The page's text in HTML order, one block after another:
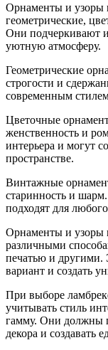
Орнаменты и узоры
геометрические,
Они подчеркивают
уютную атмосферу.
Геометрические
строгости и
современным
Цветочные
женственность и
интерьера и могут
пространстве.
Винтажные
старинность и
подходят для
Орнаменты и узоры
различными
печатью и другими.
вариант и создать
При выборе
учитывать стиль
гамму. Они должны
декора и создавать